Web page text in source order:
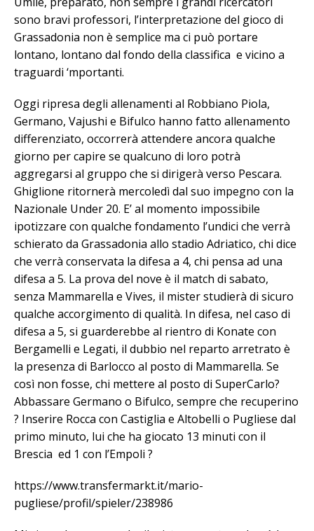
sono bravi professori, l’interpretazione del gioco di
Grassadonia non è semplice ma ci può portare
lontano, lontano dal fondo della classifica e vicino a
traguardi ‘mportanti.
Oggi ripresa degli allenamenti al Robbiano Piola,
Germano, Vajushi e Bifulco hanno fatto allenamento
differenziato, occorrerà attendere ancora qualche
giorno per capire se qualcuno di loro potrà
aggregarsi al gruppo che si dirigerà verso Pescara.
Ghiglione ritornerà mercoledì dal suo impegno con la
Nazionale Under 20. E’ al momento impossibile
ipotizzare con qualche fondamento l’undici che verrà
schierato da Grassadonia allo stadio Adriatico, chi dice
che verrà conservata la difesa a 4, chi pensa ad una
difesa a 5. La prova del nove è il match di sabato,
senza Mammarella e Vives, il mister studierà di sicuro
qualche accorgimento di qualità. In difesa, nel caso di
difesa a 5, si guarderebbe al rientro di Konate con
Bergamelli e Legati, il dubbio nel reparto arretrato è
la presenza di Barlocco al posto di Mammarella. Se
così non fosse, chi mettere al posto di SuperCarlo?
Abbassare Germano o Bifulco, sempre che recuperino
? Inserire Rocca con Castiglia e Altobelli o Pugliese dal
primo minuto, lui che ha giocato 13 minuti con il
Brescia ed 1 con l’Empoli ?
https://www.transfermarkt.it/mario-
pugliese/profil/spieler/238986